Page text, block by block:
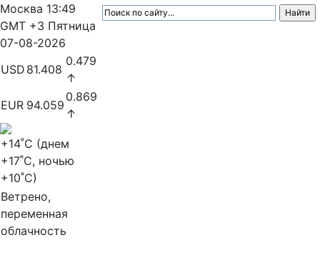
Москва 13:49
GMT +3 Пятница
07-08-2026
USD 81.408
0.479
↑
EUR 94.059
0.869
↑
+14˚C (днем
+17˚C, ночью
+10˚C)
Ветрено,
переменная
облачность